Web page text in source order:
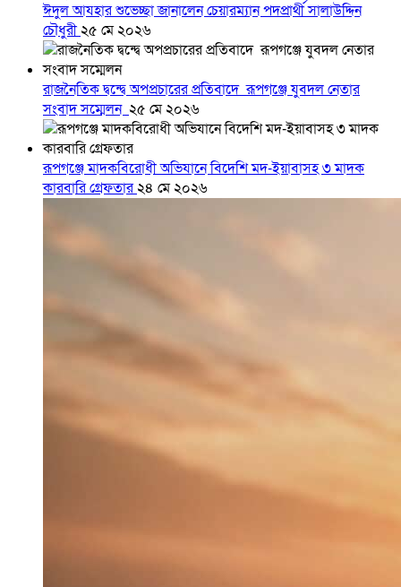
ঈদুল আযহার শুভেচ্ছা জানালেন চেয়ারম্যান পদপ্রার্থী সালাউদ্দিন
চৌধুরী২৫ মে ২০২৬
রাজনৈতিক দ্বন্দ্বে অপপ্রচারের প্রতিবাদে ‎রূপগঞ্জে যুবদল নেতার
সংবাদ সম্মেলন ‎ ২৫ মে ২০২৬
রূপগঞ্জে মাদকবিরোধী অভিযানে বিদেশি মদ-ইয়াবাসহ ৩ মাদক
কারবারি গ্রেফতার২৪ মে ২০২৬